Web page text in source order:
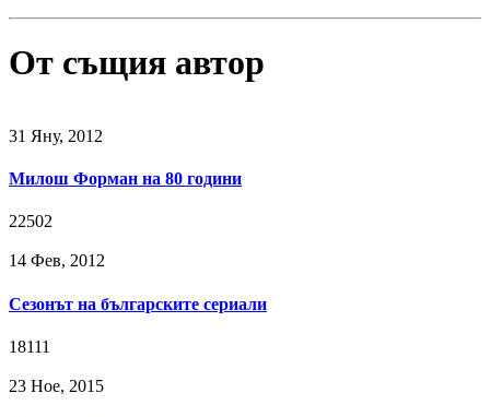
От същия автор
31 Яну, 2012
Милош Форман на 80 години
22502
14 Фев, 2012
Сезонът на българските сериали
18111
23 Ное, 2015